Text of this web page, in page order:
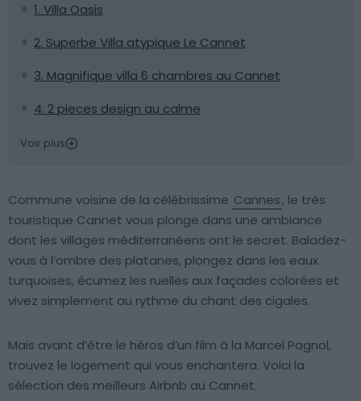
1. Villa Oasis
2. Superbe Villa atypique Le Cannet
3. Magnifique villa 6 chambres au Cannet
4. 2 pieces design au calme
Voir plus
Commune voisine de la célébrissime Cannes, le très
touristique Cannet vous plonge dans une ambiance
dont les villages méditerranéens ont le secret. Baladez-
vous à l’ombre des platanes, plongez dans les eaux
turquoises, écumez les ruelles aux façades colorées et
vivez simplement au rythme du chant des cigales.
Mais avant d’être le héros d’un film à la Marcel Pagnol,
trouvez le logement qui vous enchantera. Voici la
sélection des meilleurs Airbnb au Cannet.